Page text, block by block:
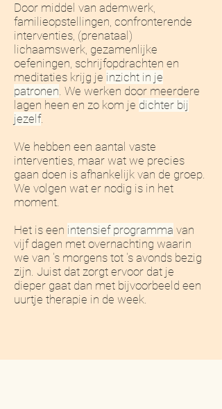
Door middel van ademwerk,
familieopstellingen, confronterende
interventies, (prenataal)
lichaamswerk, gezamenlijke
oefeningen, schrijfopdrachten en
meditaties krijg je inzicht in je
patronen. We werken door meerdere
lagen heen en zo kom je dichter bij
jezelf.
We hebben een aantal vaste
interventies, maar wat we precies
gaan doen is afhankelijk van de groep.
We volgen wat er nodig is in het
moment.
Het is een intensief programma van
vijf dagen met overnachting waarin
we van 's morgens tot 's avonds bezig
zijn. Juist dat zorgt ervoor dat je
dieper gaat dan met bijvoorbeeld een
uurtje therapie in de week.